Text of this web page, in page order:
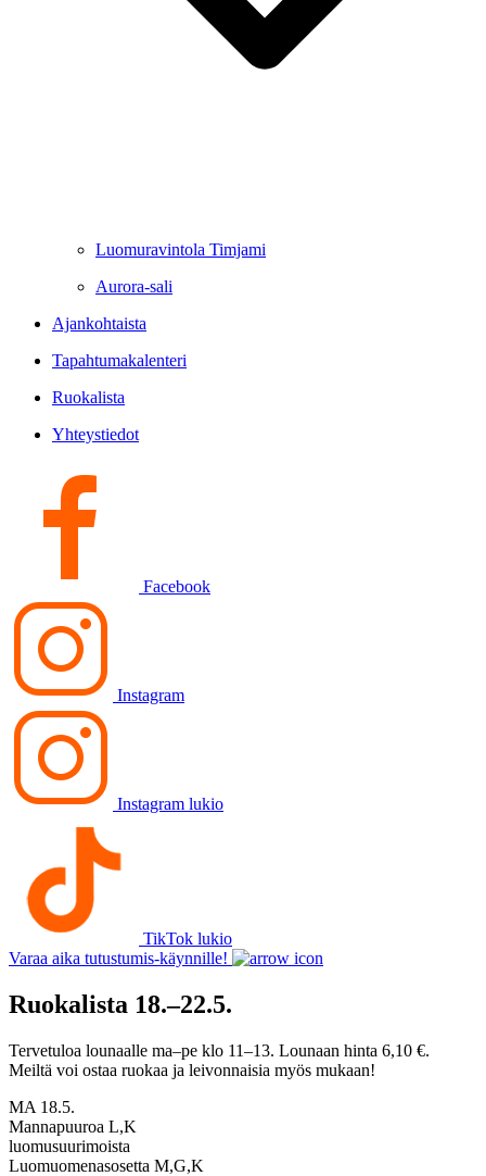
Luomuravintola Timjami
Aurora-sali
Ajankohtaista
Tapahtumakalenteri
Ruokalista
Yhteystiedot
Facebook
Instagram
Instagram lukio
TikTok lukio
Varaa aika tutustumis-käynnille!
Ruokalista 18.–22.5.
Tervetuloa lounaalle ma–pe klo 11–13. Lounaan hinta 6,10 €.
Meiltä voi ostaa ruokaa ja leivonnaisia myös mukaan!
MA 18.5.
Mannapuuroa L,K
luomusuurimoista
Luomuomenasosetta M,G,K